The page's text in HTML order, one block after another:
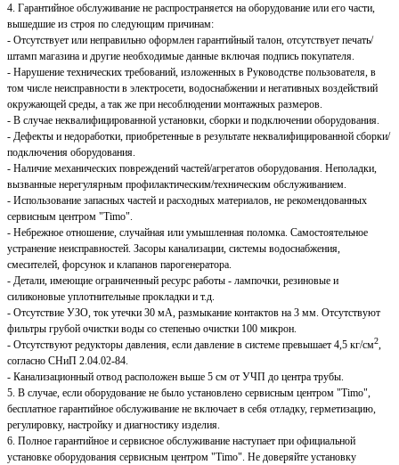
4. Гарантийное обслуживание не распространяется на оборудование или его части,
вышедшие из строя по следующим причинам:
- Отсутствует или неправильно оформлен гарантийный талон, отсутствует печать/
штамп магазина и другие необходимые данные включая подпись покупателя.
- Нарушение технических требований, изложенных в Руководстве пользователя, в
том числе неисправности в электросети, водоснабжении и негативных воздействий
окружающей среды, а так же при несоблюдении монтажных размеров.
- В случае неквалифицированной установки, сборки и подключении оборудования.
- Дефекты и недоработки, приобретенные в результате неквалифицированной сборки/
подключения оборудования.
- Наличие механических повреждений частей/агрегатов оборудования. Неполадки,
вызванные нерегулярным профилактическим/техническим обслуживанием.
- Использование запасных частей и расходных материалов, не рекомендованных
сервисным центром "Timo".
- Небрежное отношение, случайная или умышленная поломка. Самостоятельное
устранение неисправностей. Засоры канализации, системы водоснабжения,
смесителей, форсунок и клапанов парогенератора.
- Детали, имеющие ограниченный ресурс работы - лампочки, резиновые и
силиконовые уплотнительные прокладки и т.д.
- Отсутствие УЗО, ток утечки 30 мА, размыкание контактов на 3 мм. Отсутствуют
фильтры грубой очистки воды со степенью очистки 100 микрон.
- Отсутствуют редукторы давления, если давление в системе превышает 4,5 кг/см2,
согласно СНиП 2.04.02-84.
- Канализационный отвод расположен выше 5 см от УЧП до центра трубы.
5. В случае, если оборудование не было установлено сервисным центром "Timo",
бесплатное гарантийное обслуживание не включает в себя отладку, герметизацию,
регулировку, настройку и диагностику изделия.
6. Полное гарантийное и сервисное обслуживание наступает при официальной
установке оборудования сервисным центром "Timo". Не доверяйте установку